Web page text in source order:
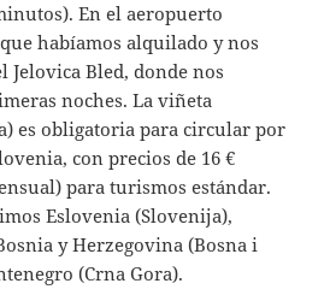
En el aeropuerto
habíamos alquilado y nos
Jelovica Bled, donde nos
noches. La viñeta
es obligatoria para circular por
con precios de 16 €
para turismos estándar.
Eslovenia (Slovenija),
y Herzegovina (Bosna i
(Crna Gora).